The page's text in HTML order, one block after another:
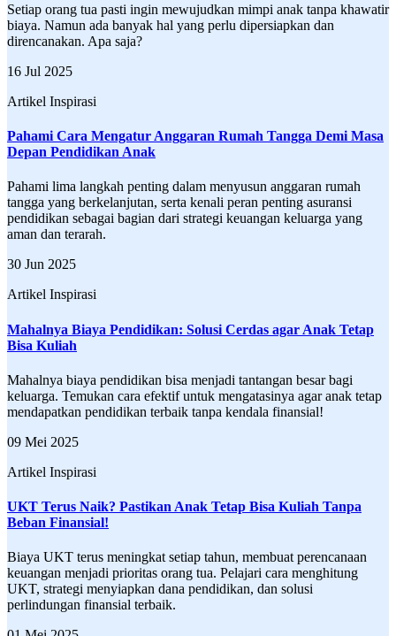
Setiap orang tua pasti ingin mewujudkan mimpi anak tanpa khawatir
biaya. Namun ada banyak hal yang perlu dipersiapkan dan
direncanakan. Apa saja?
16 Jul 2025
Artikel Inspirasi
Pahami Cara Mengatur Anggaran Rumah Tangga Demi Masa
Depan Pendidikan Anak
Pahami lima langkah penting dalam menyusun anggaran rumah
tangga yang berkelanjutan, serta kenali peran penting asuransi
pendidikan sebagai bagian dari strategi keuangan keluarga yang
aman dan terarah.
30 Jun 2025
Artikel Inspirasi
Mahalnya Biaya Pendidikan: Solusi Cerdas agar Anak Tetap
Bisa Kuliah
Mahalnya biaya pendidikan bisa menjadi tantangan besar bagi
keluarga. Temukan cara efektif untuk mengatasinya agar anak tetap
mendapatkan pendidikan terbaik tanpa kendala finansial!
09 Mei 2025
Artikel Inspirasi
UKT Terus Naik? Pastikan Anak Tetap Bisa Kuliah Tanpa
Beban Finansial!
Biaya UKT terus meningkat setiap tahun, membuat perencanaan
keuangan menjadi prioritas orang tua. Pelajari cara menghitung
UKT, strategi menyiapkan dana pendidikan, dan solusi
perlindungan finansial terbaik.